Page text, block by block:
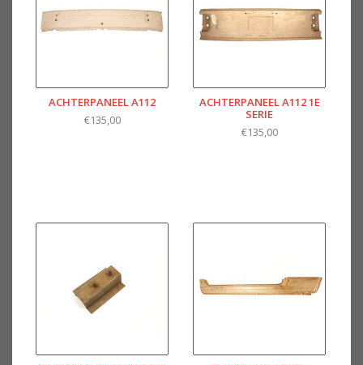
ACHTERPANEEL A112
€135,00
ACHTERPANEEL A112 1E
SERIE
€135,00